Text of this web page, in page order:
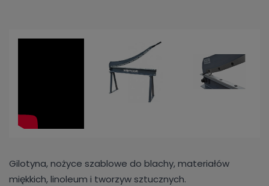
Gilotyna, nożyce szablowe do blachy, materiałów
miękkich, linoleum i tworzyw sztucznych.